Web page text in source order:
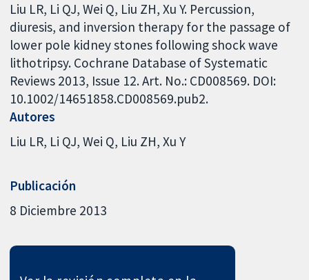
Liu LR, Li QJ, Wei Q, Liu ZH, Xu Y. Percussion,
diuresis, and inversion therapy for the passage of
lower pole kidney stones following shock wave
lithotripsy. Cochrane Database of Systematic
Reviews 2013, Issue 12. Art. No.: CD008569. DOI:
10.1002/14651858.CD008569.pub2.
Autores
Liu LR Li QJ Wei Q Liu ZH Xu Y
Publicación
8 Diciembre 2013